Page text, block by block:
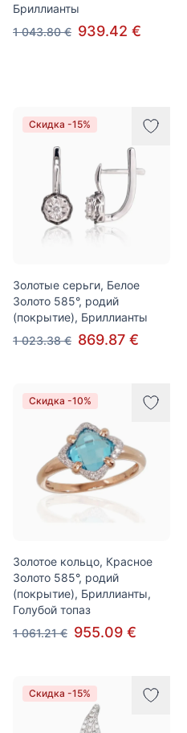
Бриллианты
1 043.80 € 939.42 €
Скидка -15%
Золотые серьги, Белое
Золото 585°, родий
(покрытие), Бриллианты
1 023.38 € 869.87 €
Скидка -10%
Золотое кольцо, Красное
Золото 585°, родий
(покрытие), Бриллианты,
Голубой топаз
1 061.21 € 955.09 €
Скидка -15%